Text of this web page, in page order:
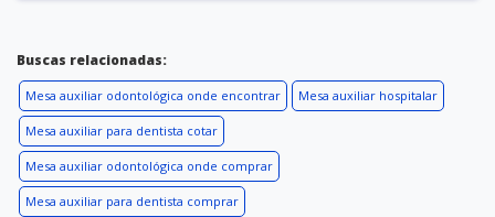
Buscas relacionadas:
Mesa auxiliar odontológica onde encontrar Mesa auxiliar hospitalar
Mesa auxiliar para dentista cotar
Mesa auxiliar odontológica onde comprar
Mesa auxiliar para dentista comprar